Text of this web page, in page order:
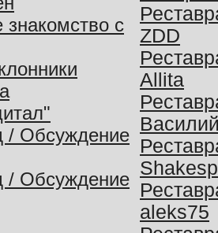
с
/ Обсуждение
/ Обсуждение
ZDD
Allita
aleks75